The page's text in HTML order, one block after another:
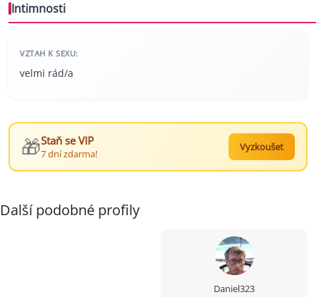
Intimnosti
VZTAH K SEXU:
velmi rád/a
🎁Staň se VIP
7 dní zdarma!
Vyzkoušet
Další podobné profily
Daniel323